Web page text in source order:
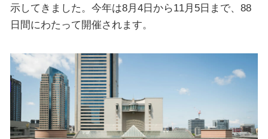
示してきました。今年は8月4日から11月5日まで、88
日間にわたって開催されます。